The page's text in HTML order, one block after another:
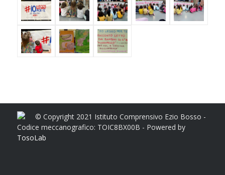
© Copyright 2021 Istituto Comprensivo Ezio Bosso -
Codice meccanografico: TOIC8BX00B - Powered by
TosoLab